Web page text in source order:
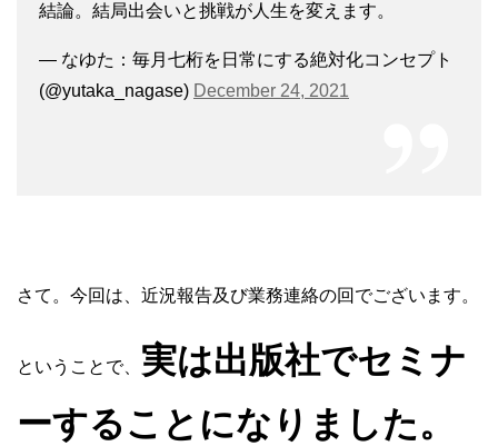
結論。結局出会いと挑戦が人生を変えます。
— なゆた：毎月七桁を日常にする絶対化コンセプト
(@yutaka_nagase) December 24, 2021
さて。今回は、近況報告及び業務連絡の回でございます。
ということで、 実は出版社でセミナ
ーすることになりました。